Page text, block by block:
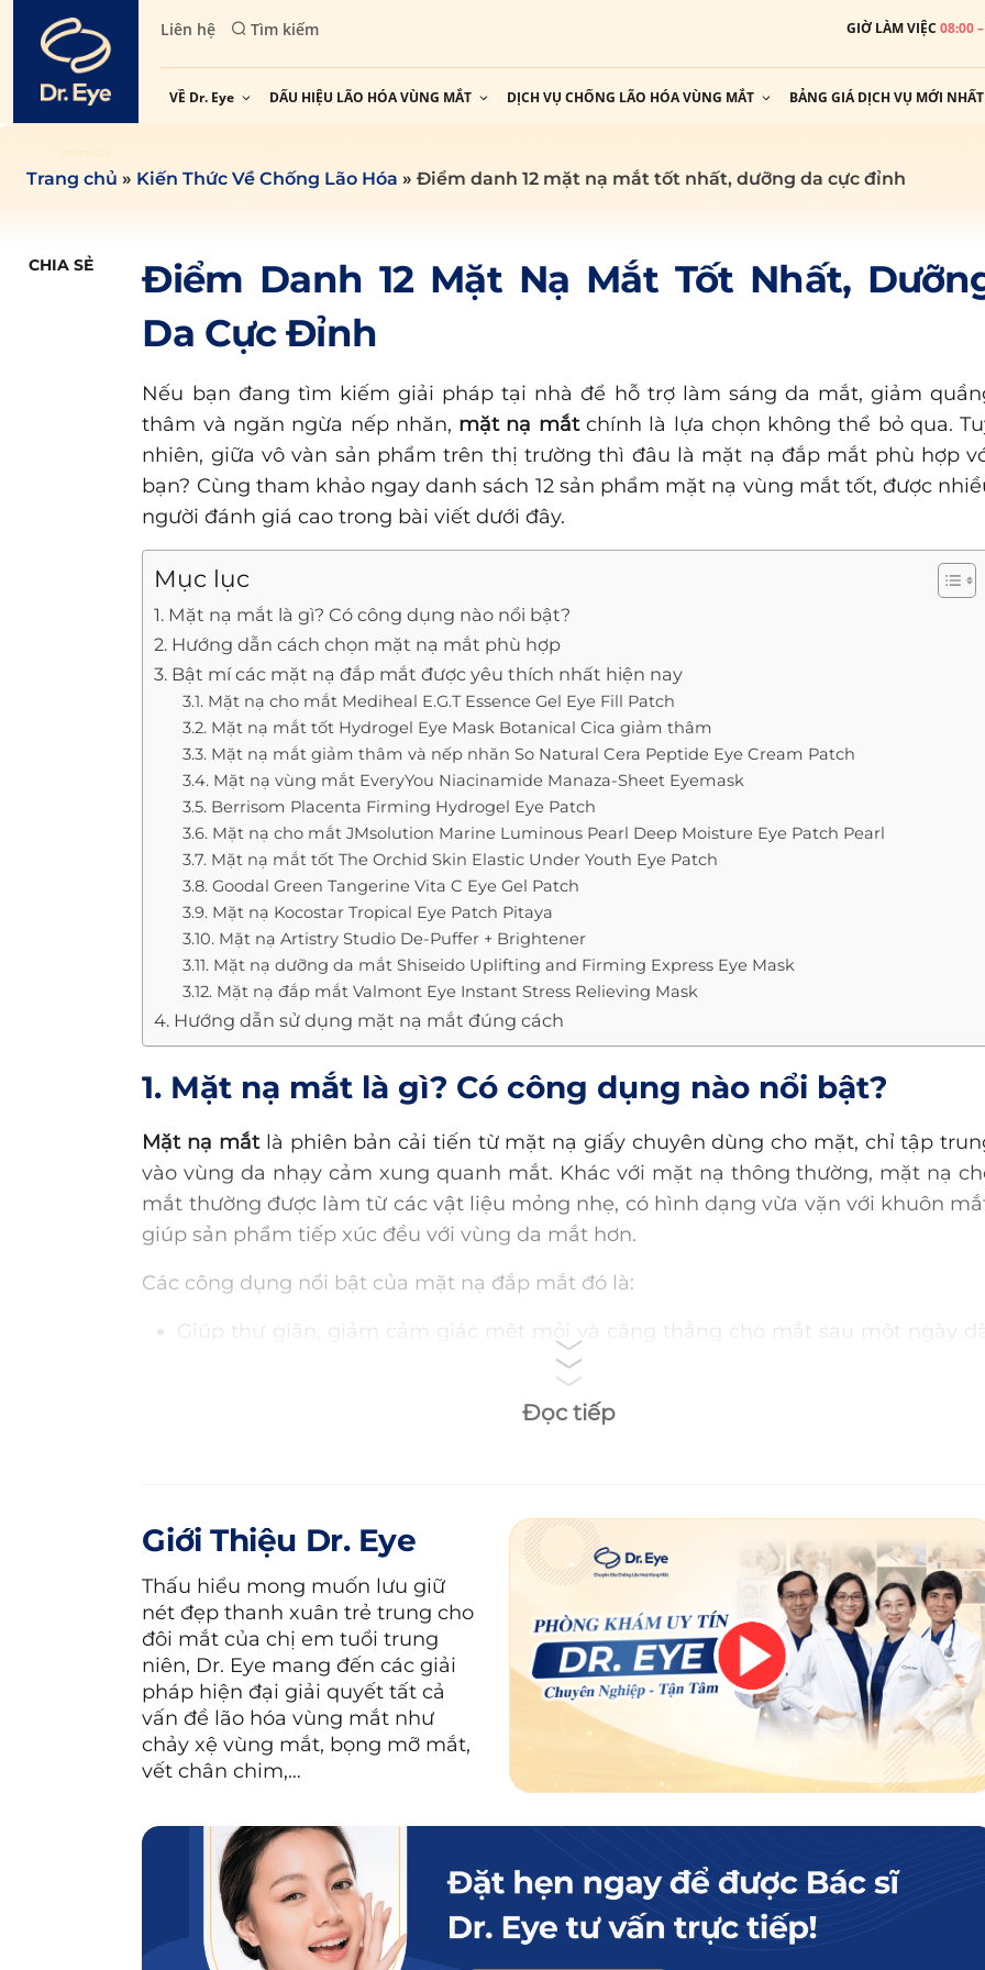
content
Liên hệ Tìm kiếm GIỜ LÀM VIỆC 08:00
VỀ Dr. Eye DẤU HIỆU LÃO HÓA VÙNG MẮT DỊCH VỤ CHỐNG LÃO HÓA VÙNG MẮT BẢNG GIÁ DỊCH VỤ MỚI
Trang chủ » Kiến Thức Về Chống Lão Hóa » Điểm danh 12 mặt nạ mắt tốt nhất, dưỡng da cực đỉnh
CHIA SẺ
Điểm Danh 12 Mặt Nạ Mắt Tốt Nhất,
Da Cực Đỉnh
Nếu bạn đang tìm kiếm giải pháp tại nhà để hỗ trợ làm sáng da mắt, giảm
thâm và ngăn ngừa nếp nhăn, mặt nạ mắtchính là lựa chọn không thể bỏ qua.
nhiên, giữa vô vàn sản phẩm trên thị trường thì đâu là mặt nạ đắp mắt phù hợp
bạn? Cùng tham khảo ngay danh sách 12 sản phẩm mặt nạ vùng mắt tốt, được
người đánh giá cao trong bài viết dưới đây.
Mục lục
1. Mặt nạ mắt là gì? Có công dụng nào nổi bật?
2. Hướng dẫn cách chọn mặt nạ mắt phù hợp
3. Bật mí các mặt nạ đắp mắt được yêu thích nhất hiện nay
3.1. Mặt nạ cho mắt Mediheal E.G.T Essence Gel Eye Fill Patch
3.2. Mặt nạ mắt tốt Hydrogel Eye Mask Botanical Cica giảm thâm
3.3. Mặt nạ mắt giảm thâm và nếp nhăn So Natural Cera Peptide Eye Cream Patch
3.4. Mặt nạ vùng mắt EveryYou Niacinamide Manaza-Sheet Eyemask
3.5. Berrisom Placenta Firming Hydrogel Eye Patch
3.6. Mặt nạ cho mắt JMsolution Marine Luminous Pearl Deep Moisture Eye Patch Pearl
3.7. Mặt nạ mắt tốt The Orchid Skin Elastic Under Youth Eye Patch
3.8. Goodal Green Tangerine Vita C Eye Gel Patch
3.9. Mặt nạ Kocostar Tropical Eye Patch Pitaya
3.10. Mặt nạ Artistry Studio De-Puffer + Brightener
3.11. Mặt nạ dưỡng da mắt Shiseido Uplifting and Firming Express Eye Mask
3.12. Mặt nạ đắp mắt Valmont Eye Instant Stress Relieving Mask
4. Hướng dẫn sử dụng mặt nạ mắt đúng cách
1. Mặt nạ mắt là gì? Có công dụng nào nổi bật?
Mặt nạ mắtlà phiên bản cải tiến từ mặt nạ giấy chuyên dùng cho mặt, chỉ tập
vào vùng da nhạy cảm xung quanh mắt. Khác với mặt nạ thông thường, mặt nạ
mắt thường được làm từ các vật liệu mỏng nhẹ, có hình dạng vừa vặn với khuôn
giúp sản phẩm tiếp xúc đều với vùng da mắt hơn.
Các công dụng nổi bật của mặt nạ đắp mắt đó là:
Giúp thư giãn, giảm cảm giác mệt mỏi và căng thẳng cho mắt sau một ngày
Giúp làm sáng da vùng mắt, giảm thiểutình trạng quầng thâm
tình trạng khô da, nhăn nheo.
Có khả năng chống lão hóa, giảm nếp nhăn và cải thiện độ đàn hồi của da.
Đọc tiếp
Giới Thiệu Dr. Eye
Thấu hiểu mong muốn lưu giữ
nét đẹp thanh xuân trẻ trung cho
đôi mắt của chị em tuổi trung
niên, Dr. Eye mang đến các giải
pháp hiện đại giải quyết tất cả
vấn đề lão hóa vùng mắt như
chảy xệ vùng mắt, bọng mỡ mắt,
vết chân chim,…